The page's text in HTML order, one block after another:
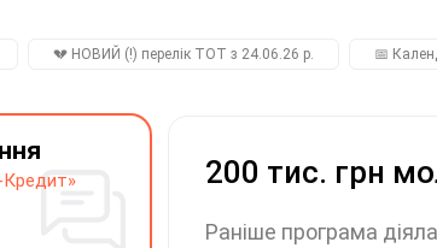
💔 НОВИЙ (!) перелік ТОТ з 24.06.26 р. 📅
200 тис. грн
Раніше програма
Кредит»